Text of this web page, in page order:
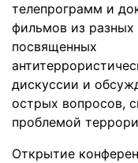
телепрограмм и
фильмов из разных
посвященных
дискуссии и
острых вопросов,
проблемой
Открытие